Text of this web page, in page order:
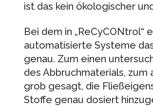
ist das kein ökologischer
Bei dem in
automatisierte Systeme
genau. Zum einen
des Abbruchmaterials,
grob gesagt, die
Stoffe genau dosiert